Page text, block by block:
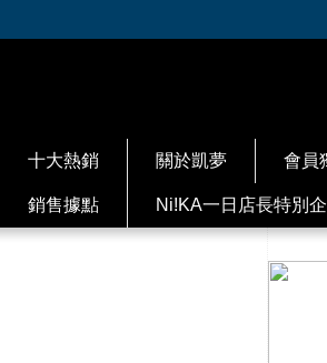
十大熱銷 關於凱夢 會員
銷售據點 Ni!KA一日店長特別